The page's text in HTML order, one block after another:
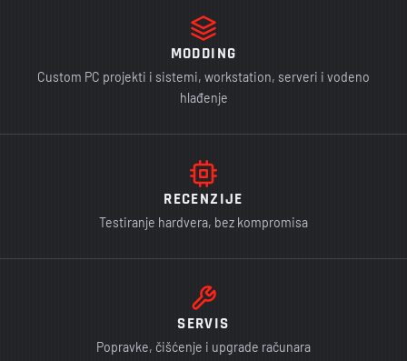
MODDING
Custom PC projekti i sistemi, workstation, serveri i vodeno
hlađenje
RECENZIJE
Testiranje hardvera, bez kompromisa
SERVIS
Popravke, čišćenje i upgrade računara